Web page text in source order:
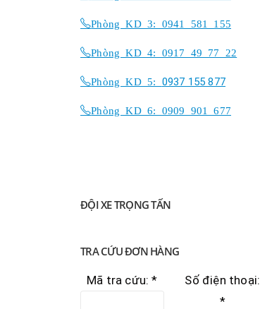
Phòng KD 3: 0941 581 155
Phòng KD 4: 0917 49 77 22
Phòng KD 5: 0937 155 877
Phòng KD 6: 0909 901 677
ĐỘI XE TRỌNG TẤN
TRA CỨU ĐƠN HÀNG
Mã tra cứu: *
Số điện thoại:
*